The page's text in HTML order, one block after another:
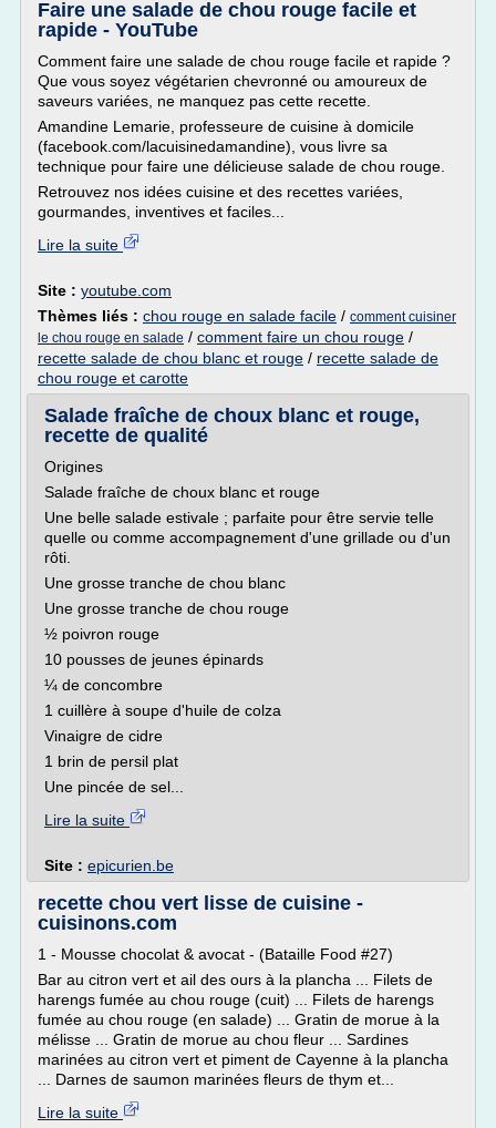
Faire une salade de chou rouge facile et
rapide - YouTube
Comment faire une salade de chou rouge facile et rapide ?
Que vous soyez végétarien chevronné ou amoureux de
saveurs variées, ne manquez pas cette recette.
Amandine Lemarie, professeure de cuisine à domicile
(facebook.com/lacuisinedamandine), vous livre sa
technique pour faire une délicieuse salade de chou rouge.
Retrouvez nos idées cuisine et des recettes variées,
gourmandes, inventives et faciles...
Lire la suite
Site : youtube.com
Thèmes liés : chou rouge en salade facile / comment cuisiner
le chou rouge en salade / comment faire un chou rouge /
recette salade de chou blanc et rouge / recette salade de
chou rouge et carotte
Salade fraîche de choux blanc et rouge,
recette de qualité
Origines
Salade fraîche de choux blanc et rouge
Une belle salade estivale ; parfaite pour être servie telle
quelle ou comme accompagnement d'une grillade ou d'un
rôti.
Une grosse tranche de chou blanc
Une grosse tranche de chou rouge
½ poivron rouge
10 pousses de jeunes épinards
¼ de concombre
1 cuillère à soupe d'huile de colza
Vinaigre de cidre
1 brin de persil plat
Une pincée de sel...
Lire la suite
Site : epicurien.be
recette chou vert lisse de cuisine -
cuisinons.com
1 - Mousse chocolat & avocat - (Bataille Food #27)
Bar au citron vert et ail des ours à la plancha ... Filets de
harengs fumée au chou rouge (cuit) ... Filets de harengs
fumée au chou rouge (en salade) ... Gratin de morue à la
mélisse ... Gratin de morue au chou fleur ... Sardines
marinées au citron vert et piment de Cayenne à la plancha
... Darnes de saumon marinées fleurs de thym et...
Lire la suite